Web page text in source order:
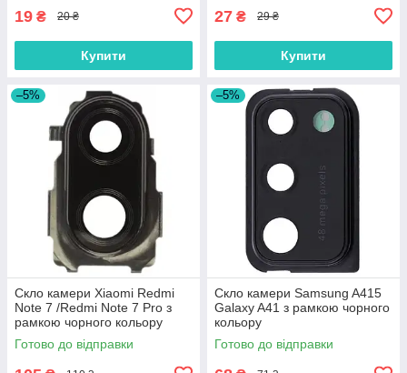
19 ₴ 20 ₴
Купити
27 ₴ 29 ₴
Купити
–5%
Скло камери Xiaomi Redmi
Note 7 /Redmi Note 7 Pro з
рамкою чорного кольору
Готово до відправки
–5%
Скло камери Samsung A415
Galaxy A41 з рамкою чорного
кольору
Готово до відправки